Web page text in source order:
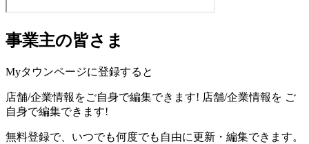
事業主の皆さま
Myタウンページに登録すると
店舗/企業情報をご自身で編集できます! 店舗/企業情報を ご
自身で編集できます!
無料登録で、いつでも何度でも自由に更新・編集できます。